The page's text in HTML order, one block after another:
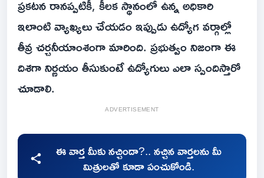
ప్రకటన రానప్పటికీ, కీలక స్థానంలో ఉన్న అధికారి
ఇలాంటి వ్యాఖ్యలు చేయడం ఇప్పుడు ఉద్యోగ వర్గాల్లో
తీవ్ర చర్చనీయాంశంగా మారింది. ప్రభుత్వం నిజంగా ఈ
దిశగా నిర్ణయం తీసుకుంటే ఉద్యోగులు ఎలా స్పందిస్తారో
చూడాలి.
ADVERTISEMENT
ఈ వార్త మీకు నచ్చిందా?.. నచ్చిన వార్తలను మీ
మిత్రులతో కూడా పంచుకోండి.